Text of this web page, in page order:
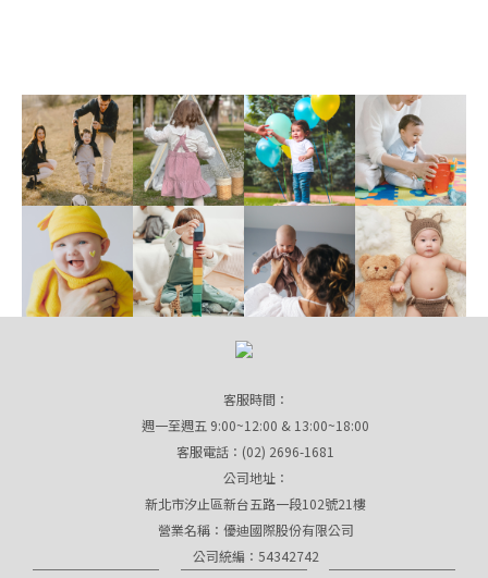
客服時間：
週一至週五 9:00~12:00 & 13:00~18:00
客服電話：(02) 2696-1681
公司地址：
新北市汐止區新台五路一段102號21樓
營業名稱：優迪國際股份有限公司
公司統編：54342742